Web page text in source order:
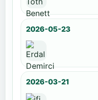
2026-05-23
2026-03-21